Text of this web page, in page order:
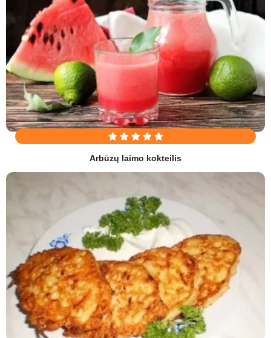
Arbūzų laimo kokteilis